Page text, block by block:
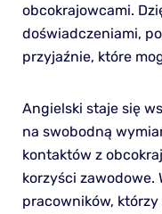
obcokrajowcami.
doświadczeniami,
przyjaźnie, które
Angielski staje się
na swobodną
kontaktów z
korzyści zawodowe.
pracowników,